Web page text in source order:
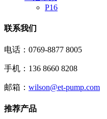
P16
联系我们
电话：0769-8877 8005
手机：136 8660 8208
邮箱： wilson@et-pump.com
推荐产品